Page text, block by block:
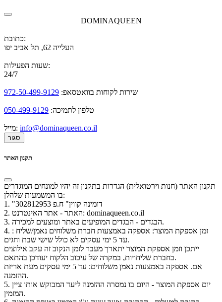
DOMINAQUEEN
כתובת:
העלייה 62, תל אביב יפו
שעות הפעילות:
24/7
שירות לקוחות בוואטסאפ: 972-50-499-9129
טלפון לתמיכה: 050-499-9129
מייל: info@dominaqueen.co.il
סגור
תקנון האתר
תקנון האתר (חנות וירטואלית) הגדרות בתקנון זה יהיו למונחים המוגדרים
בו המשמעות שלהלן:
1. "דומינה קווין" ח.פ 302812953
2. האתר - אתר האינטרנט: dominaqueen.co.il
3. הבגדים - הבגדים המופיעים באתר ומוצעים למכירה.
4. זמן אספקת המוצר: אספקה באמצעות חברת משלוחים נאמן/שליח :
עד 5 ימי עסקים לא כולל שישי שבת וחגים.
ייתכן וזמן אספקת המוצר יתארך מעבר לזמן הנקוב זה עקב אילוצים
בחברת שליחויות, במקרה של עיכוב הלקוח יעודכן בהתאם.
אם. אספקה באמצעות נאמן משלוחים: עד 5 ימי עסקים מעת אריזת
ההזמנה.
5. יום אספקת המוצר - היום בו נמסרה ההזמנה ליעד המבוקש אותו ציין
המזמין.